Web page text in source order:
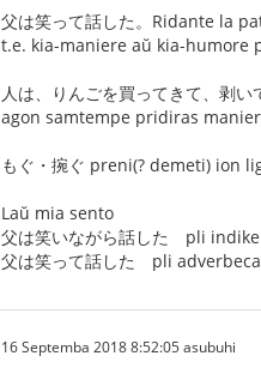
父は笑って話した。Ridante la
t.e. kia-maniere aŭ kia-humore
人は、りんごを買ってきて、剥
agon samtempe pridiras
もぐ・捥ぐ preni(? demeti) ion
Laŭ mia sento
父は笑いながら話した pli
父は笑って話した pli adverbeca
16 Septemba 2018 8:52:05 asubuhi